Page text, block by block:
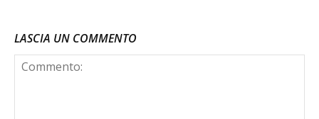
LASCIA UN COMMENTO